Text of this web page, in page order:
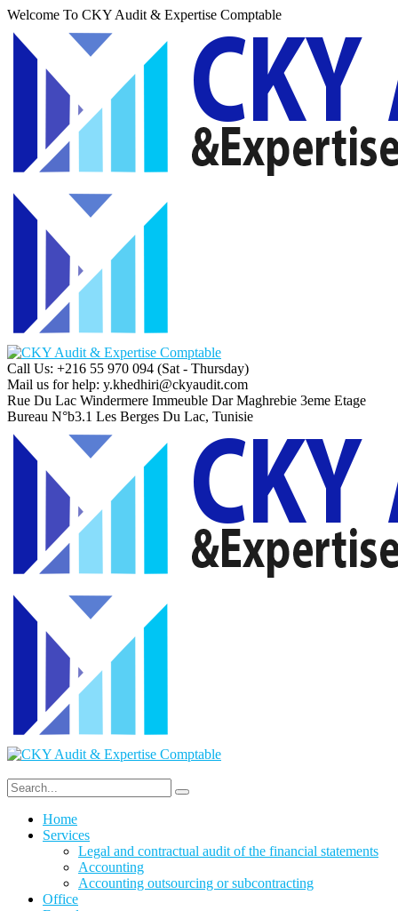
Welcome To CKY Audit & Expertise Comptable
Call Us: +216 55 970 094 (Sat - Thursday)
Mail us for help: y.khedhiri@ckyaudit.com
Rue Du Lac Windermere Immeuble Dar Maghrebie 3eme Etage
Bureau N°b3.1 Les Berges Du Lac, Tunisie
Home
Services
Legal and contractual audit of the financial statements
Accounting
Accounting outsourcing or subcontracting
Office